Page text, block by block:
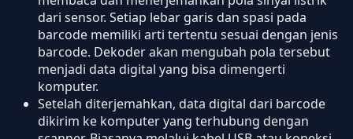
dari sensor. Setiap lebar garis dan spasi pada
barcode memiliki arti tertentu sesuai dengan jenis
barcode. Dekoder akan mengubah pola tersebut
menjadi data digital yang bisa dimengerti
komputer.
Setelah diterjemahkan, data digital dari barcode
dikirim ke komputer yang terhubung dengan